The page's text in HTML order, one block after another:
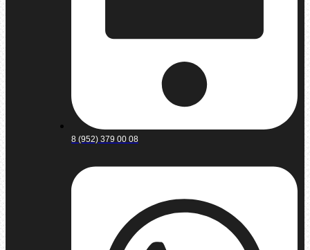
8 (952) 379 00 08